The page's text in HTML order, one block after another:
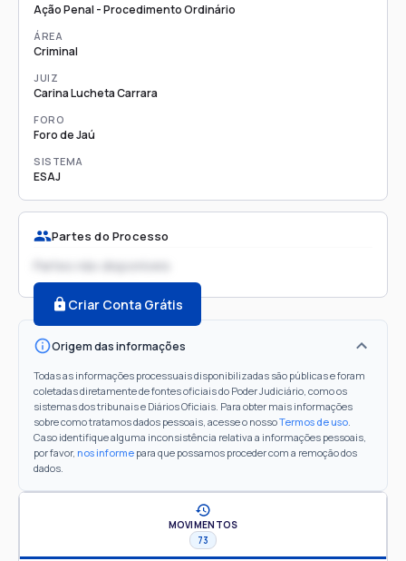
Ação Penal - Procedimento Ordinário
ÁREA
Criminal
JUIZ
Carina Lucheta Carrara
FORO
Foro de Jaú
SISTEMA
ESAJ
Partes do Processo
Partes não disponíveis
Criar Conta Grátis
Origem das informações
Todas as informações processuais disponibilizadas são públicas e foram
coletadas diretamente de fontes oficiais do Poder Judiciário, como os
sistemas dos tribunais e Diários Oficiais. Para obter mais informações
sobre como tratamos dados pessoais, acesse o nossoTermos de uso.
Caso identifique alguma inconsistência relativa a informações pessoais,
por favor, nos informe para que possamos proceder com a remoção dos
dados.
MOVIMENTOS
73